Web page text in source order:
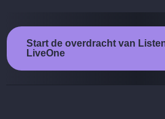
Start de overdracht van
LiveOne